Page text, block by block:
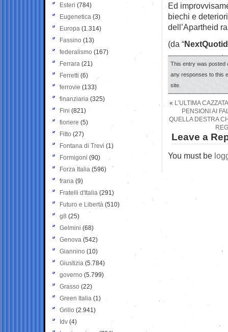
Ed
biechi e
dell’Apartheid
(da “
This entry was posted
any responses to this
site.
« L’ULTIMA
PENSIONI AI
QUELLA DESTRA
Leave a
You must be
Esteri (784)
Eugenetica (3)
Europa (1.314)
Fassino (13)
federalismo (167)
Ferrara (21)
Ferretti (6)
ferrovie (133)
finanziaria (325)
Fini (821)
fioriere (5)
Fitto (27)
Fontana di Trevi (1)
Formigoni (90)
Forza Italia (596)
frana (9)
Fratelli d'Italia (291)
Futuro e Libertà (510)
g8 (25)
Gelmini (68)
Genova (542)
Giannino (10)
Giustizia (5.784)
governo (5.799)
Grasso (22)
Green Italia (1)
Grillo (2.941)
Idv (4)